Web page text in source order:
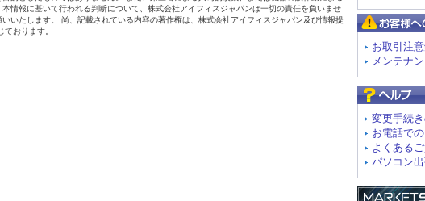
お取引注
メンテナ
変更手続
お電話で
よくある
パソコン